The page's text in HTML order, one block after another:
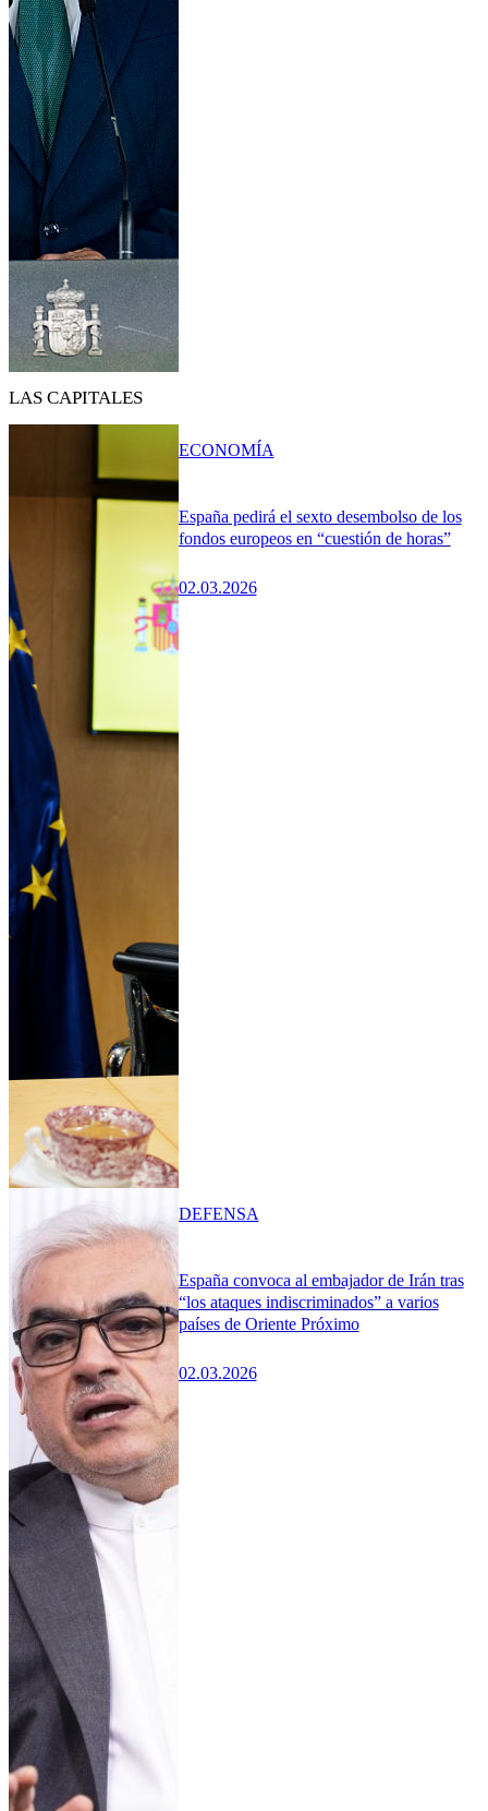
LAS CAPITALES
España pedirá el sexto desembolso de los
fondos europeos en “cuestión de horas”
02.03.2026
ECONOMÍA
España convoca al embajador de Irán tras
“los ataques indiscriminados” a varios
países de Oriente Próximo
02.03.2026
DEFENSA